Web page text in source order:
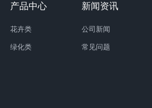
产品中心
花卉类
绿化类
新闻资讯
公司新闻
常见问题